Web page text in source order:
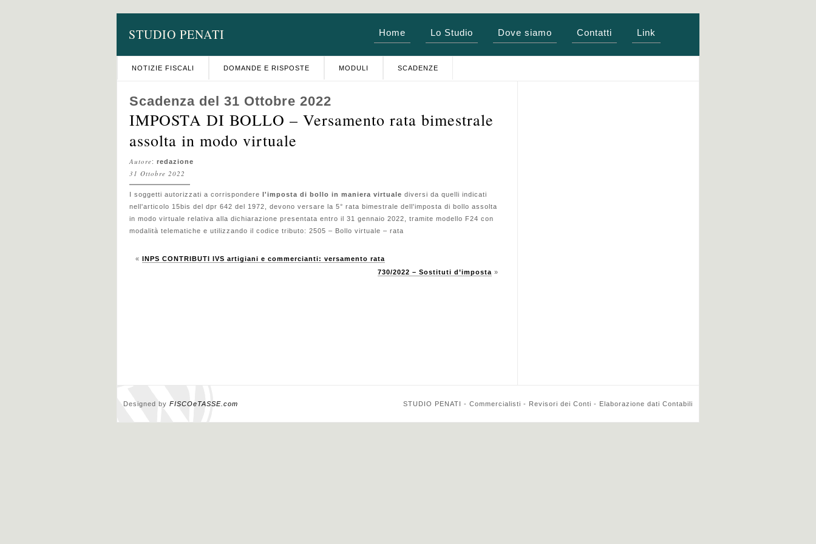
STUDIO PENATI Home Lo Studio Dove siamo Contatti Link
NOTIZIE FISCALI DOMANDE E RISPOSTE MODULI SCADENZE
Scadenza del 31 Ottobre 2022
IMPOSTA DI BOLLO – Versamento rata bimestrale
assolta in modo virtuale
Autore: redazione
31 Ottobre 2022
I soggetti autorizzati a corrispondere l'imposta di bollo in maniera virtuale diversi da quelli indicati
nell'articolo 15bis del dpr 642 del 1972, devono versare la 5° rata bimestrale dell'imposta di bollo assolta
in modo virtuale relativa alla dichiarazione presentata entro il 31 gennaio 2022, tramite modello F24 con
modalità telematiche e utilizzando il codice tributo: 2505 – Bollo virtuale – rata
« INPS CONTRIBUTI IVS artigiani e commercianti: versamento rata
730/2022 – Sostituti d’imposta »
Designed by FISCOeTASSE.com STUDIO PENATI - Commercialisti - Revisori dei Conti - Elaborazione dati Contabili